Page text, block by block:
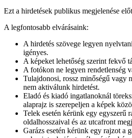
Ezt a hirdetések publikus megjelenése
A legfontosabb elvárásaink:
A hirdetés szövege legyen
igényes.
A képeket lehetőség szerint fekvő
A fotókon ne legyen rendetlenség
Tulajdonosi, rossz minőségű vagy
nem aktiválunk hirdetést.
Eladó és kiadó ingatlanoknál
alaprajz is szerepeljen a képek
Telek esetén kérünk egy egyszerű
oldalhosszaival és az utcafront
Garázs esetén kérünk egy rajzot a